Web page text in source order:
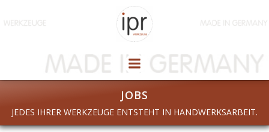
Inhalt
springen
JOBS
JEDES IHRER WERKZEUGE ENTSTEHT IN HANDWERKSARBEIT.